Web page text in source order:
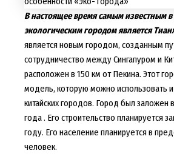
В настоящее время самым известным
экологическим городом является
является новым городом, созданным
сотрудничество между Сингапуром и
расположен в 150 км от Пекина. Этот
модель, которую можно использовать
китайских городов. Город был заложен
года . Его строительство планируется
году. Его население планируется в
человек.